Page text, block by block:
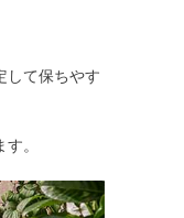
して保ちやす
。